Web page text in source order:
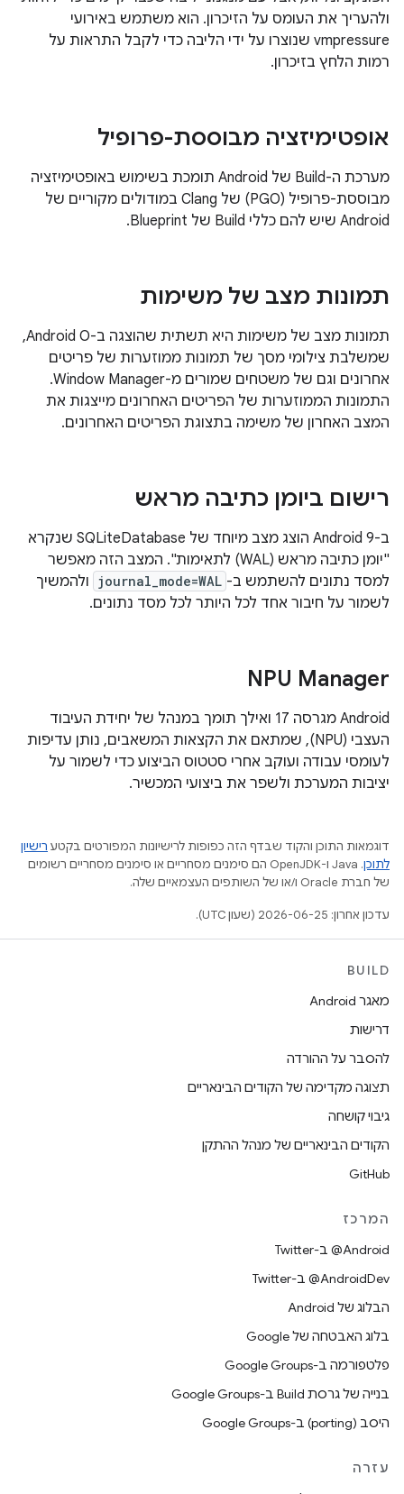
ולהעריך את העומס על הזיכרון. הוא משתמש באירועי
vmpressure שנוצרו על ידי הליבה כדי לקבל התראות על
רמות הלחץ בזיכרון.
אופטימיזציה מבוססת-פרופיל
מערכת ה-Build של Android תומכת בשימוש באופטימיזציה
מבוססת-פרופיל (PGO) של Clang במודולים מקוריים של
Android שיש להם כללי Build של Blueprint.
תמונות מצב של משימות
תמונות מצב של משימות היא תשתית שהוצגה ב-Android O,
שמשלבת צילומי מסך של תמונות ממוזערות של פריטים
אחרונים וגם של משטחים שמורים מ-Window Manager.
התמונות הממוזערות של הפריטים האחרונים מייצגות את
המצב האחרון של משימה בתצוגת הפריטים האחרונים.
רישום ביומן כתיבה מראש
ב-Android 9 הוצג מצב מיוחד של SQLiteDatabase שנקרא
"יומן כתיבה מראש (WAL) לתאימות". המצב הזה מאפשר
למסד נתונים להשתמש ב- journal_mode=WAL ולהמשיך
לשמור על חיבור אחד לכל היותר לכל מסד נתונים.
NPU Manager
‫Android מגרסה 17 ואילך תומך במנהל של יחידת העיבוד
העצבי (NPU), שמתאם את הקצאות המשאבים, נותן עדיפות
לעומסי עבודה ועוקב אחרי סטטוס הביצוע כדי לשמור על
יציבות המערכת ולשפר את ביצועי המכשיר.
דוגמאות התוכן והקוד שבדף הזה כפופות לרישיונות המפורטים בקטע רישיון
לתוכן
.‏ Java ו-OpenJDK הם סימנים מסחריים או סימנים מסחריים רשומים
של חברת Oracle ו/או של השותפים העצמאיים שלה.
עדכון אחרון: 2026-06-25 (שעון UTC).
BUILD
מאגר Android
דרישות
להסבר על ההורדה
תצוגה מקדימה של הקודים הבינאריים
גיבוי קושחה
הקודים הבינאריים של מנהל ההתקן
GitHub
המרכז
‎@Android ב-Twitter
‎@AndroidDev ב-Twitter
הבלוג של Android
בלוג האבטחה של Google
פלטפורמה ב-Google Groups
בנייה של גרסת Build ב-Google Groups
היסב (porting) ב-Google Groups
עזרה